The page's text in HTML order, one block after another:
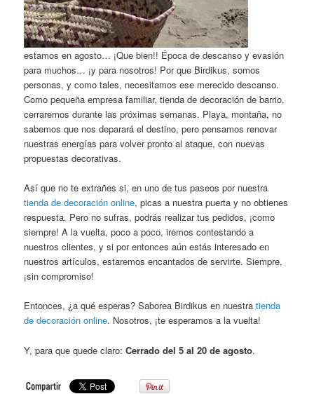
estamos en agosto… ¡Que bien!! Época de descanso y evasión
para muchos… ¡y para nosotros! Por que Birdikus, somos
personas, y como tales, necesitamos ese merecido descanso.
Como pequeña empresa familiar, tienda de decoración de barrio,
cerraremos durante las próximas semanas. Playa, montaña, no
sabemos que nos deparará el destino, pero pensamos renovar
nuestras energías para volver pronto al ataque, con nuevas
propuestas decorativas.
Así que no te extrañes si, en uno de tus paseos por nuestra
tienda de decoración online, picas a nuestra puerta y no obtienes
respuesta. Pero no sufras, podrás realizar tus pedidos, ¡como
siempre! A la vuelta, poco a poco, iremos contestando a
nuestros clientes, y si por entonces aún estás interesado en
nuestros artículos, estaremos encantados de servirte. Siempre,
¡sin compromiso!
Entonces, ¿a qué esperas? Saborea Birdikus en nuestratienda
de decoración online. Nosotros, ¡te esperamos a la vuelta!
Y, para que quede claro:Cerrado del 5 al 20 de agosto.